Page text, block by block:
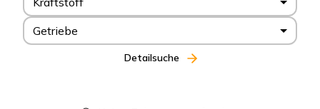
Getriebe
Detailsuche